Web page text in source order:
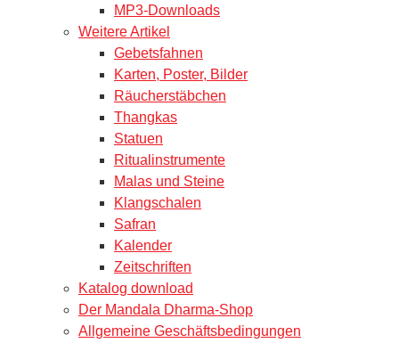
MP3-Downloads
Weitere Artikel
Gebetsfahnen
Karten, Poster, Bilder
Räucherstäbchen
Thangkas
Statuen
Ritualinstrumente
Malas und Steine
Klangschalen
Safran
Kalender
Zeitschriften
Katalog download
Der Mandala Dharma-Shop
Allgemeine Geschäftsbedingungen